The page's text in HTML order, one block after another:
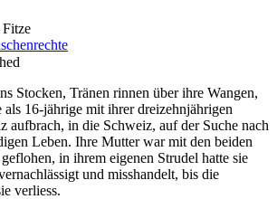
Stocken, Tränen rinnen über ihre Wangen,
als 16-jährige mit ihrer dreizehnjährigen
aufbrach, in die Schweiz, auf der Suche nach
Leben. Ihre Mutter war mit den beiden
in ihrem eigenen Strudel hatte sie
und misshandelt, bis die
verliess.